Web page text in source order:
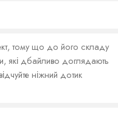
тому що до його складу
які дбайливо доглядають
ніжний дотик